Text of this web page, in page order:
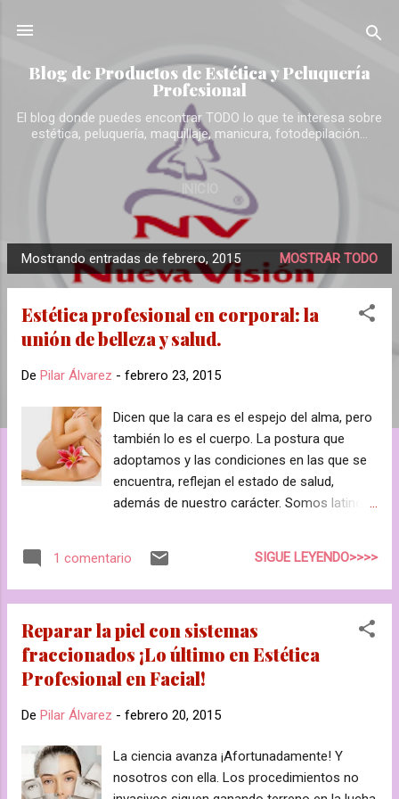
Blog de Productos de Estética y Peluquería
Profesional
El blog donde puedes encontrar TODO lo que te interesa sobre
estética, peluquería, maquillaje, manicura, fotodepilación...
INICIO
E
n
Mostrando entradas de febrero, 2015 MOSTRAR TODO
Estética profesional en corporal: la
unión de belleza y salud.
De Pilar Álvarez - febrero 23, 2015
Dicen que la cara es el espejo del alma, pero
también lo es el cuerpo. La postura que
adoptamos y las condiciones en las que se
encuentra, reflejan el estado de salud,
además de nuestro carácter. Somos latinos
nos gusta cuidarnos. Uno de los cursos que
más nos solicitan es el de Estética
vamos hacia la temporada primavera-verano
y nos empezamos a "quitar capas". Pero ¿de
que consta un curso de Estética Profesional
masaje es tan antiguo como el mundo.
probablemente si consideramos el masaje
como fricción y frotación, los animales que
1 comentario SIGUE LEYENDO>>>>
Reparar la piel con sistemas
fraccionados ¡Lo último en Estética
Profesional en Facial!
De Pilar Álvarez - febrero 20, 2015
La ciencia avanza ¡Afortunadamente! Y
nosotros con ella. Los procedimientos no